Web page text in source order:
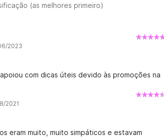
(as melhores primeiro)
2023
com dicas úteis devido às promoções na
2021
eram muito, muito simpáticos e estavam